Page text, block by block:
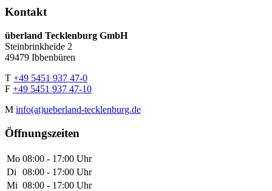
Kontakt
überland Tecklenburg GmbH
Steinbrinkheide 2
49479 Ibbenbüren
T +49 5451 937 47-0
F +49 5451 937 47-10
M info(at)ueberland-tecklenburg.de
Öffnungszeiten
Mo 08:00 - 17:00 Uhr
Di
08:00 - 17:00 Uhr
Mi 08:00 - 17:00 Uhr